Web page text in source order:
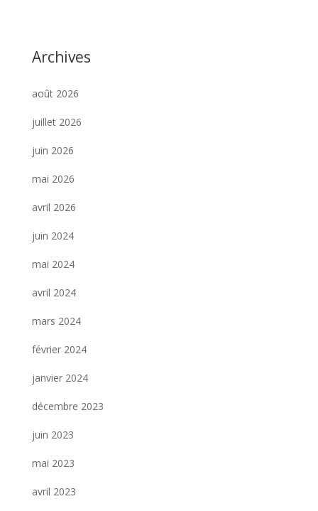
Archives
août 2026
juillet 2026
juin 2026
mai 2026
avril 2026
juin 2024
mai 2024
avril 2024
mars 2024
février 2024
janvier 2024
décembre 2023
juin 2023
mai 2023
avril 2023